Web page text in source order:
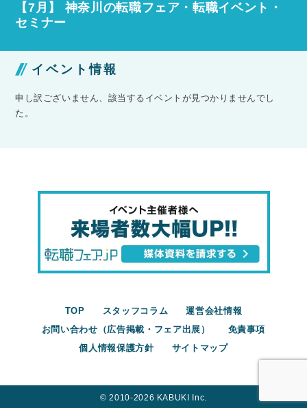
【7月】 神奈川の転職フェア・転職イベント・
セミナー
イベント情報
申し訳ございません、該当するイベントが見つかりませんでし
た。
TOP スタッフコラム
運営会社情報
お問い合わせ（広告掲載・フェア出展）
免責事項
個人情報保護方針
サイトマップ
©︎ 2010-2026 KABUKI Inc.